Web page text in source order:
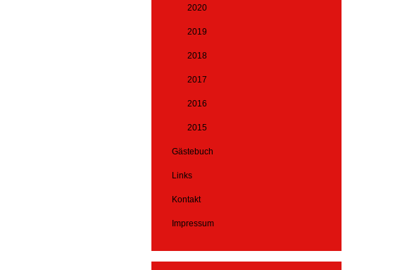
2020
2019
2018
2017
2016
2015
Gästebuch
Links
Kontakt
Impressum